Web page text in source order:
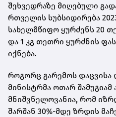
შეხვედრაზე მიღებული
რთველის სუბსიდირება
სახელმწიფო ყურძენს 20
და 1 კგ თეთრი ყურძნის
იქნება.
როგორც გარემოს
მინისტრმა ოთარ შამუგიამ
მნიშვნელოვანია, რომ
შარშან 30%-მდე ზრდის